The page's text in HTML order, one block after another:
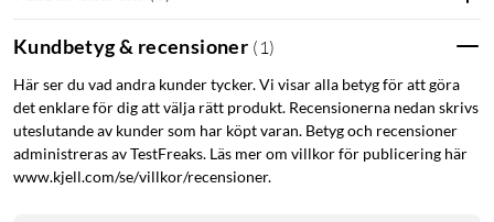
Kundbetyg & recensioner ( 1 )
Här ser du vad andra kunder tycker. Vi visar alla betyg för att göra
det enklare för dig att välja rätt produkt. Recensionerna nedan skrivs
uteslutande av kunder som har köpt varan. Betyg och recensioner
administreras av TestFreaks. Läs mer om villkor för publicering här
www.kjell.com/se/villkor/recensioner.